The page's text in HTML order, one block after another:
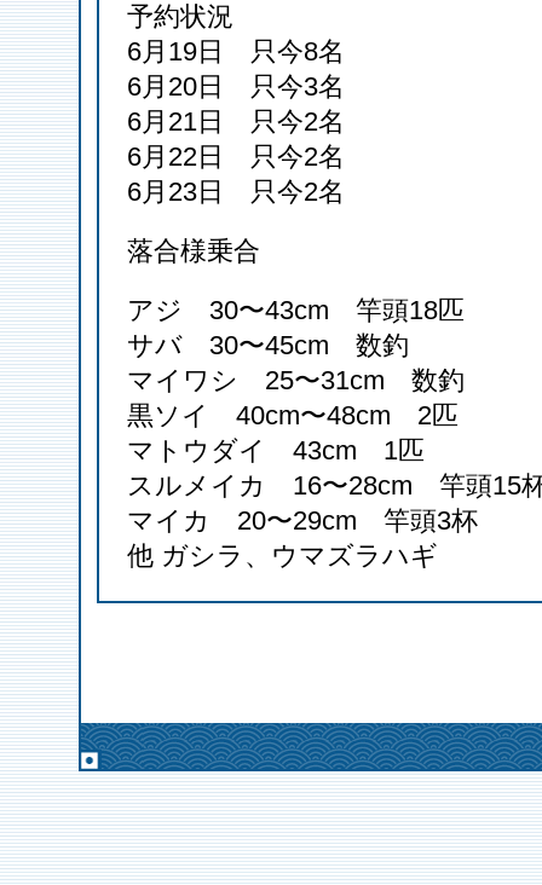
予約状況
6月19日 只今8名
6月20日 只今3名
6月21日 只今2名
6月22日 只今2名
6月23日 只今2名
落合様乗合
アジ 30〜43cm 竿頭18匹
サバ 30〜45cm 数釣
マイワシ 25〜31cm 数釣
黒ソイ 40cm〜48cm 2匹
マトウダイ 43cm 1匹
スルメイカ 16〜28cm 竿頭15
マイカ 20〜29cm 竿頭3杯
他 ガシラ、ウマズラハギ